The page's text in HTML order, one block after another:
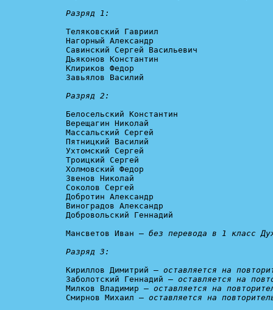
Разряд 1:
Теляковский Гавриил
Нагорный Александр
Савинский Сергей Васильевич
Дьяконов Константин
Клириков Федор
Завьялов Василий
Разряд 2:
Белосельский Константин
Верещагин Николай
Массальский Сергей
Пятницкий Василий
Ухтомский Сергей
Троицкий Сергей
Холмовский Федор
Звенов Николай
Соколов Сергей
Добротин Александр
Виноградов Александр
Добровольский Геннадий
Мансветов Иван — без перевода в 1 класс
Разряд 3:
Кириллов Димитрий — оставляется на
Заболотский Геннадий — оставляется на
Милков Владимир — оставляется на
Смирнов Михаил — оставляется на